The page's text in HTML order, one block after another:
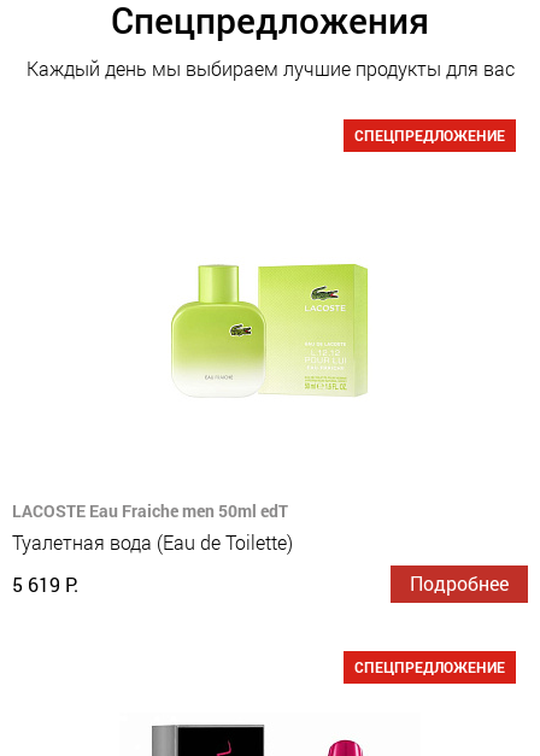
Спецпредложения
Каждый день мы выбираем лучшие продукты для вас
СПЕЦПРЕДЛОЖЕНИЕ
LACOSTE Eau Fraiche men 50ml edT
Туалетная вода (Eau de Toilette)
5 619 Р.
Подробнее
СПЕЦПРЕДЛОЖЕНИЕ